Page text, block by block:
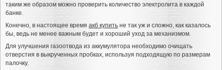
таким же образом можно проверить количество электролита в каждой
банке.
Конечно, в настоящее время акб купить не так уж и сложно, как казалось
бы, ведь не менее важным будет и хороший уход за механизмом.
Для улучшения газоотвода из аккумулятора необходимо очищать
отверстия в выкрученных пробках, используя подходящую по размерам
палочку.